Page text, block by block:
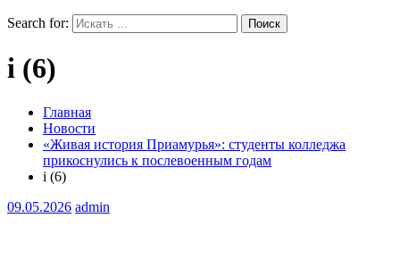
Search for:
i (6)
Главная
Новости
«Живая история Приамурья»: студенты колледжа
прикоснулись к послевоенным годам
i (6)
09.05.2026 admin